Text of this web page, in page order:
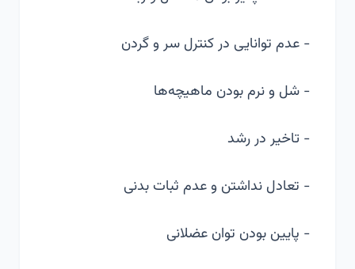
- عدم توانایی در کنترل سر و گردن
- شل و نرم بودن ماهیچه‌ها
- تاخیر در رشد
- تعادل نداشتن و عدم ثبات بدنی
- پایین بودن توان عضلانی